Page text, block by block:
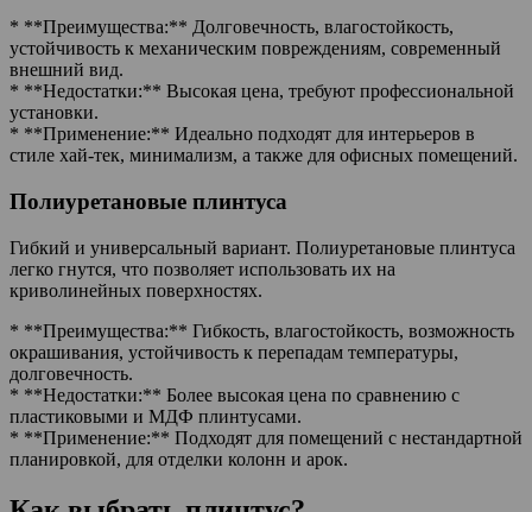
* **Преимущества:** Долговечность, влагостойкость,
устойчивость к механическим повреждениям, современный
внешний вид.
* **Недостатки:** Высокая цена, требуют профессиональной
установки.
* **Применение:** Идеально подходят для интерьеров в
стиле хай-тек, минимализм, а также для офисных помещений.
Полиуретановые плинтуса
Гибкий и универсальный вариант. Полиуретановые плинтуса
легко гнутся, что позволяет использовать их на
криволинейных поверхностях.
* **Преимущества:** Гибкость, влагостойкость, возможность
окрашивания, устойчивость к перепадам температуры,
долговечность.
* **Недостатки:** Более высокая цена по сравнению с
пластиковыми и МДФ плинтусами.
* **Применение:** Подходят для помещений с нестандартной
планировкой, для отделки колонн и арок.